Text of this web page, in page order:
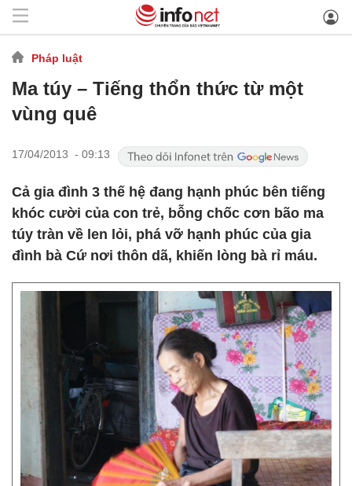
Pháp luật
Ma túy – Tiếng thổn thức từ một
vùng quê
17/04/2013 - 09:13
Cả gia đình 3 thế hệ đang hạnh phúc bên tiếng
khóc cười của con trẻ, bỗng chốc cơn bão ma
túy tràn về len lỏi, phá vỡ hạnh phúc của gia
đình bà Cứ nơi thôn dã, khiến lòng bà rỉ máu.